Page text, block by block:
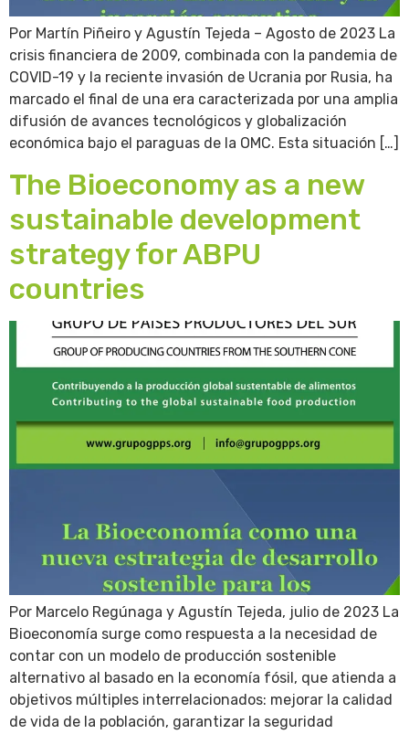
Por Martín Piñeiro y Agustín Tejeda – Agosto de 2023 La
crisis financiera de 2009, combinada con la pandemia de
COVID-19 y la reciente invasión de Ucrania por Rusia, ha
marcado el final de una era caracterizada por una amplia
difusión de avances tecnológicos y globalización
económica bajo el paraguas de la OMC. Esta situación […]
The Bioeconomy as a new
sustainable development
strategy for ABPU
countries
Por Marcelo Regúnaga y Agustín Tejeda, julio de 2023 La
Bioeconomía surge como respuesta a la necesidad de
contar con un modelo de producción sostenible
alternativo al basado en la economía fósil, que atienda a
objetivos múltiples interrelacionados: mejorar la calidad
de vida de la población, garantizar la seguridad